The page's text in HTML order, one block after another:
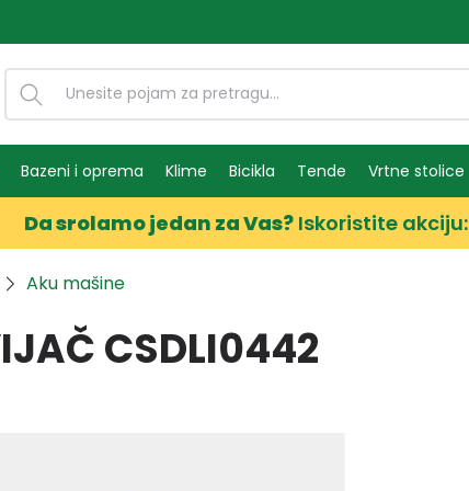
Bazeni i oprema Klime Bicikla Tende Vrtne stolice
Da srolamo jedan za Vas? Iskoristite akciju:
Aku mašine
CSDLI0442